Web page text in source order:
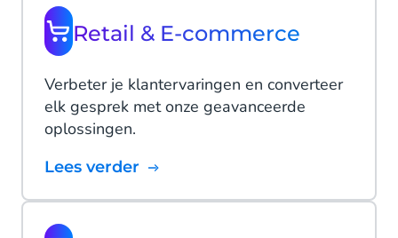
Retail & E-commerce
Verbeter je klantervaringen en converteer
elk gesprek met onze geavanceerde
oplossingen.
Lees verder